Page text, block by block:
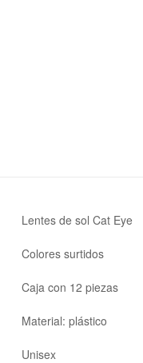
Lentes de sol Cat Eye
Colores surtidos
Caja con 12 piezas
Material: plástico
Unisex